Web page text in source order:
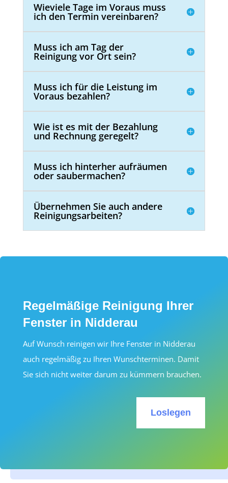
Wieviele Tage im Voraus muss
ich den Termin vereinbaren?
Muss ich am Tag der
Reinigung vor Ort sein?
Muss ich für die Leistung im
Voraus bezahlen?
Wie ist es mit der Bezahlung
und Rechnung geregelt?
Muss ich hinterher aufräumen
oder saubermachen?
Übernehmen Sie auch andere
Reinigungsarbeiten?
Regelmäßige Reinigung Ihrer
Fenster in Nidderau
Auf Wunsch reinigen wir Ihre Fenster in Nidderau
auch regelmäßig zu Ihren Wunschterminen. Damit
Sie sich nicht weiter darum zu kümmern brauchen.
Loslegen